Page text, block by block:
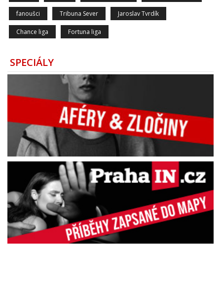
fanoušci Tribuna Sever Jaroslav Tvrdík
Chance liga Fortuna liga
SPECIÁLY